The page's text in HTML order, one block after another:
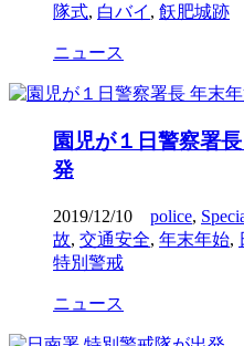
隊式, 白バイ , 飫肥城跡
ニュース
園児が１日警察署
発
2019/12/10 police,
故, 交通安全, 年末年始,
特別警戒
ニュース